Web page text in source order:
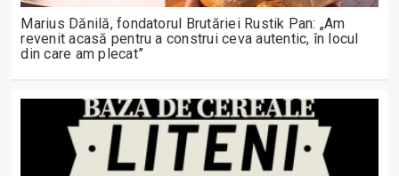
Marius Dănilă, fondatorul Brutăriei Rustik Pan: „Am
revenit acasă pentru a construi ceva autentic, în locul
din care am plecat”